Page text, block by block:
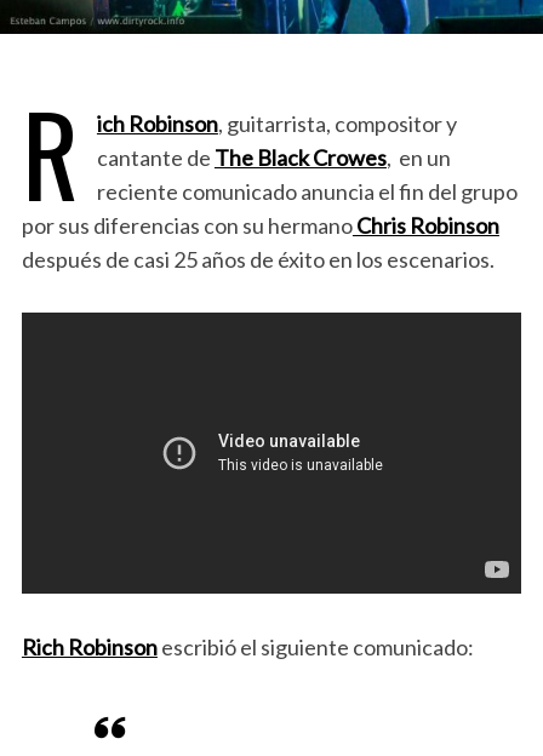
R ich Robinson, guitarrista, compositor y
cantante de The Black Crowes, en un
reciente comunicado anuncia el fin del grupo
por sus diferencias con su hermanoChris Robinson
después de casi 25 años de éxito en los escenarios.
Rich Robinsonescribió el siguiente comunicado: